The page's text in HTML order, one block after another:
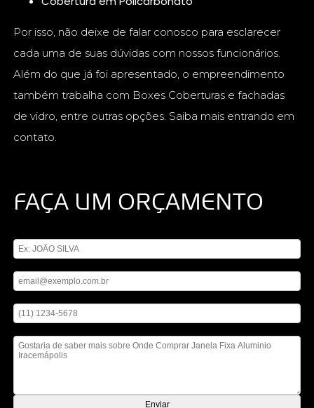
Por isso, não deixe de falar conosco para esclarecer
cada uma de suas dúvidas com nossos funcionários.
Além do que já foi apresentado, o empreendimento
também trabalha com Boxes Coberturas e fachadas
de vidro, entre outras opções. Saiba mais entrando em
contato.
FAÇA UM ORÇAMENTO